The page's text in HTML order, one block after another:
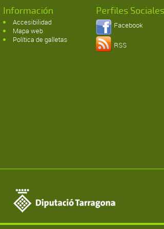
Información
Accesibilidad
Mapa web
Política de galletas
Perfiles
Facebook
RSS